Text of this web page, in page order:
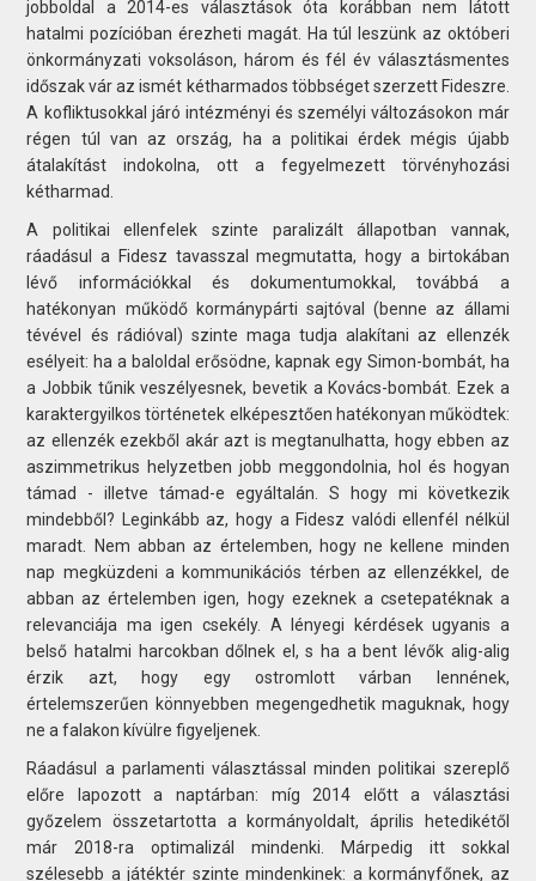
jobboldal a 2014-es választások óta korábban nem látott
hatalmi pozícióban érezheti magát. Ha túl leszünk az októberi
önkormányzati voksoláson, három és fél év választásmentes
időszak vár az ismét kétharmados többséget szerzett Fideszre.
A kofliktusokkal járó intézményi és személyi változásokon már
régen túl van az ország, ha a politikai érdek mégis újabb
átalakítást indokolna, ott a fegyelmezett törvényhozási
kétharmad.
A politikai ellenfelek szinte paralizált állapotban vannak,
ráadásul a Fidesz tavasszal megmutatta, hogy a birtokában
lévő információkkal és dokumentumokkal, továbbá a
hatékonyan működő kormánypárti sajtóval (benne az állami
tévével és rádióval) szinte maga tudja alakítani az ellenzék
esélyeit: ha a baloldal erősödne, kapnak egy Simon-bombát, ha
a Jobbik tűnik veszélyesnek, bevetik a Kovács-bombát. Ezek a
karaktergyilkos történetek elképesztően hatékonyan működtek:
az ellenzék ezekből akár azt is megtanulhatta, hogy ebben az
aszimmetrikus helyzetben jobb meggondolnia, hol és hogyan
támad - illetve támad-e egyáltalán. S hogy mi következik
mindebből? Leginkább az, hogy a Fidesz valódi ellenfél nélkül
maradt. Nem abban az értelemben, hogy ne kellene minden
nap megküzdeni a kommunikációs térben az ellenzékkel, de
abban az értelemben igen, hogy ezeknek a csetepatéknak a
relevanciája ma igen csekély. A lényegi kérdések ugyanis a
belső hatalmi harcokban dőlnek el, s ha a bent lévők alig-alig
érzik azt, hogy egy ostromlott várban lennének,
értelemszerűen könnyebben megengedhetik maguknak, hogy
ne a falakon kívülre figyeljenek.
Ráadásul a parlamenti választással minden politikai szereplő
előre lapozott a naptárban: míg 2014 előtt a választási
győzelem összetartotta a kormányoldalt, április hetedikétől
már 2018-ra optimalizál mindenki. Márpedig itt sokkal
szélesebb a játéktér szinte mindenkinek: a kormányfőnek, az